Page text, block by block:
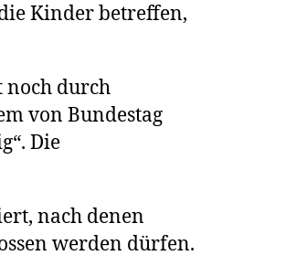
Kinder betreffen,
noch durch
von Bundestag
Die
nach denen
werden dürfen.